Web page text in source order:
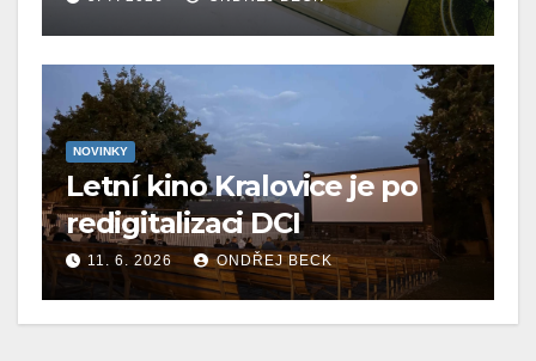
NOVINKY
Letní kino Kralovice je po
redigitalizaci DCI
11. 6. 2026 ONDŘEJ BECK